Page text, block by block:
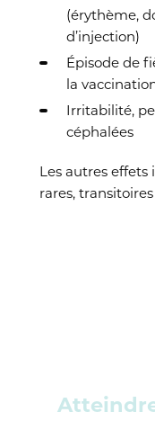
(érythème,
d’injection)
Épisode de
la
Irritabilité,
céphalées
Les autres effets
rares,